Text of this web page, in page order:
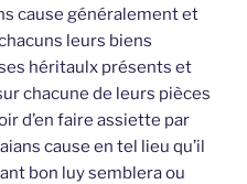
cause généralement et
leurs biens
héritaulx présents et
chacune de leurs pièces
d’en faire assiette par
cause en tel lieu qu’il
bon luy semblera ou